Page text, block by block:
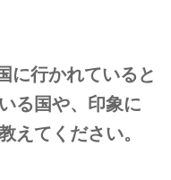
に行かれていると
る国や、印象に
えてください。